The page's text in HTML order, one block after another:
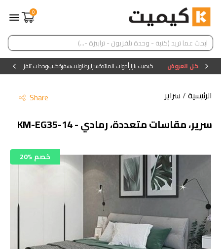
0
كل العروض كيميت بازارأدوات المائدةسرايرطاولاتسفرةكنبوحدات تلفزيون
الرئيسية/سراير Share
سرير، مقاسات متعددة، رمادي - KM-EG35-14
20% خصم